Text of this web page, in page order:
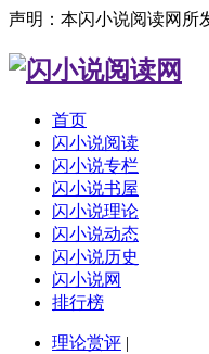
声明：本闪小说阅读网所
首页
闪小说阅读
闪小说专栏
闪小说书屋
闪小说理论
闪小说动态
闪小说历史
闪小说网
排行榜
理论赏评 |